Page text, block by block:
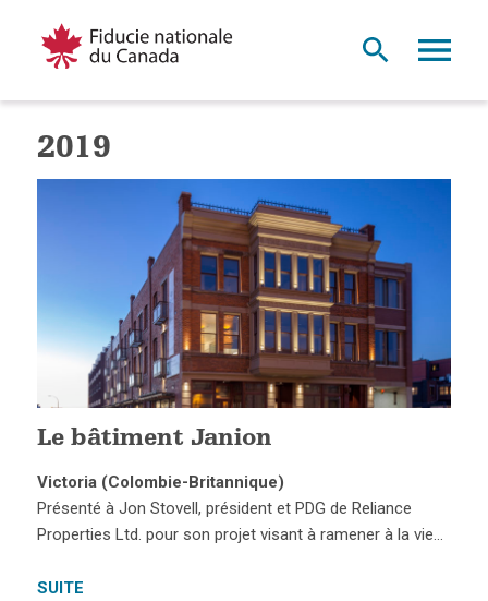
2019
Le bâtiment Janion
Victoria (Colombie-Britannique)
Présenté à Jon Stovell, président et PDG de Reliance
Properties Ltd. pour son projet visant à ramener à la vie…
SUITE